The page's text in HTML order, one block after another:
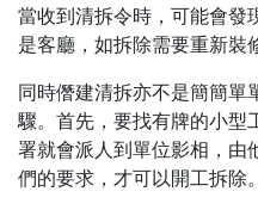
當收到清拆令時，可能會發
是客廳，如拆除需要重新裝
同時僭建清拆亦不是簡簡單
驟。首先，要找有牌的小型
署就會派人到單位影相，由
們的要求，才可以開工拆除。